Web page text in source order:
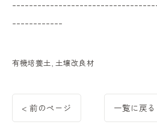
------------
有機培養土 土壌改良材
< 前のページ 一覧に戻る